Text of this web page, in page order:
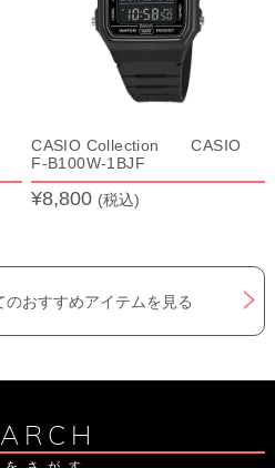
CASIO Collection CASIO
F-B100W-1BJF
¥8,800 (税込)
のおすすめアイテムを見る